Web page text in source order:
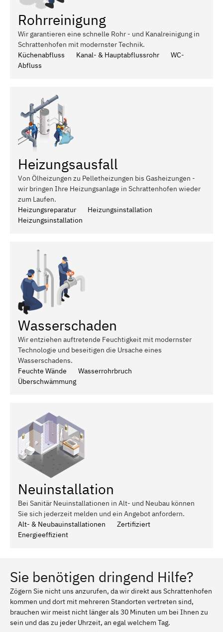
Rohrreinigung
Wir garantieren eine schnelle Rohr - und Kanalreinigung in
Schrattenhofen mit modernster Technik.
Küchenabfluss
Kanal- & Hauptabflussrohr
WC-
Abfluss
Heizungsausfall
Von Ölheizungen zu Pelletheizungen bis Gasheizungen -
wir bringen Ihre Heizungsanlage in Schrattenhofen wieder
zum Laufen.
Heizungsreparatur
Heizungsinstallation
Heizungsinstallation
Wasserschaden
Wir entziehen auftretende Feuchtigkeit mit modernster
Technologie und beseitigen die Ursache eines
Wasserschadens.
Feuchte Wände
Wasserrohrbruch
Überschwämmung
Neuinstallation
Bei Sanitär Neuinstallationen in Alt- und Neubau können
Sie sich jederzeit melden und ein Angebot anfordern.
Alt- & Neubauinstallationen
Zertifiziert
Energieeffizient
Sie benötigen dringend Hilfe?
Zögern Sie nicht uns anzurufen, da wir direkt aus Schrattenhofen
kommen und dort mit mehreren Standorten vertreten sind,
brauchen wir meist nicht länger als 30 Minuten um bei Ihnen zu
sein und das zu jeder Uhrzeit, an egal welchem Tag.